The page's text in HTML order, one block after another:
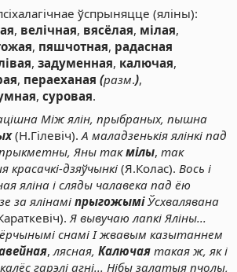
ўспрыняцце (яліны):
, велічная, вясёлая, мілая,
, пяшчотная, радасная
, задуменная, калючая,
, пераеханая (разм.),
, суровая.
Між ялін, прыбраных, пышна
(Н.Гілевіч). А маладзенькія ялінкі пад
Яны так мілы, так
красачкі-дзяўчынкі(Я.Колас). Вось і
яліна і сляды чалавека пад ёю
за ялінамі прыгожыміЎсхвалявана
Я вывучаю лапкі Яліны...
снамі І жвавым казытаннем
, лясная, Калючаятакая ж, як і
гарэлі агні... Нібы залатыя пчолы,